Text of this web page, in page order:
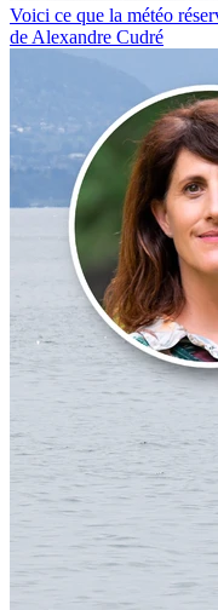
Voici ce que la météo
de Alexandre Cudré